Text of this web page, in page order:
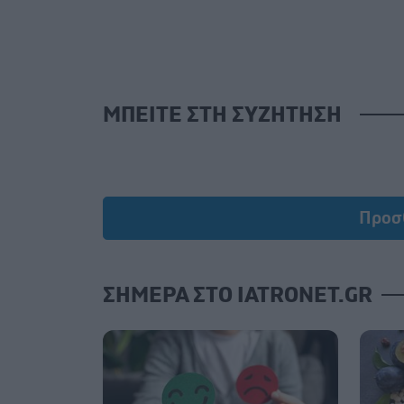
ΜΠΕΙΤΕ ΣΤΗ ΣΥΖΗΤΗΣΗ
ΣΗΜΕΡΑ ΣΤΟ IATRONET.GR